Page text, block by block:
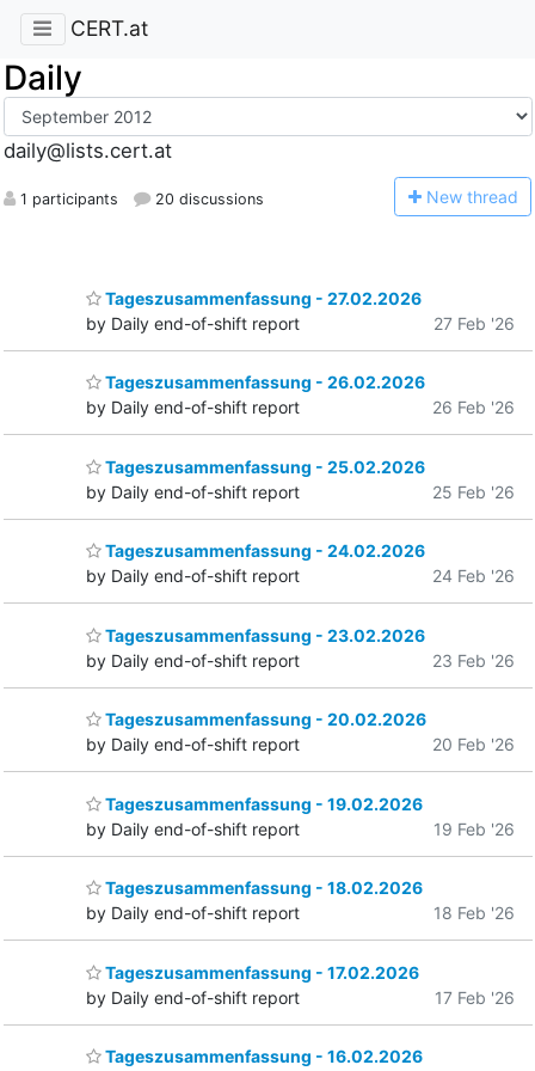
CERT.at
Daily
daily@lists.cert.at
1 participants 20 discussions New thread
Tageszusammenfassung - 27.02.2026
by Daily end-of-shift report
27 Feb '26
Tageszusammenfassung - 26.02.2026
by Daily end-of-shift report
26 Feb '26
Tageszusammenfassung - 25.02.2026
by Daily end-of-shift report
25 Feb '26
Tageszusammenfassung - 24.02.2026
by Daily end-of-shift report
24 Feb '26
Tageszusammenfassung - 23.02.2026
by Daily end-of-shift report
23 Feb '26
Tageszusammenfassung - 20.02.2026
by Daily end-of-shift report
20 Feb '26
Tageszusammenfassung - 19.02.2026
by Daily end-of-shift report
19 Feb '26
Tageszusammenfassung - 18.02.2026
by Daily end-of-shift report
18 Feb '26
Tageszusammenfassung - 17.02.2026
by Daily end-of-shift report
17 Feb '26
Tageszusammenfassung - 16.02.2026